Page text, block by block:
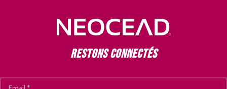
Restons connectés